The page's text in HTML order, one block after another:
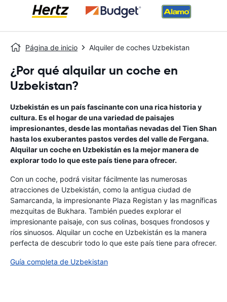
Página de inicio Alquiler de coches Uzbekistan
¿Por qué alquilar un coche en
Uzbekistan?
Uzbekistán es un país fascinante con una rica historia y
cultura. Es el hogar de una variedad de paisajes
impresionantes, desde las montañas nevadas del Tien Shan
hasta los exuberantes pastos verdes del valle de Fergana.
Alquilar un coche en Uzbekistán es la mejor manera de
explorar todo lo que este país tiene para ofrecer.
Con un coche, podrá visitar fácilmente las numerosas
atracciones de Uzbekistán, como la antigua ciudad de
Samarcanda, la impresionante Plaza Registan y las magníficas
mezquitas de Bukhara. También puedes explorar el
impresionante paisaje, con sus colinas, bosques frondosos y
ríos sinuosos. Alquilar un coche en Uzbekistán es la manera
perfecta de descubrir todo lo que este país tiene para ofrecer.
Guía completa de Uzbekistan